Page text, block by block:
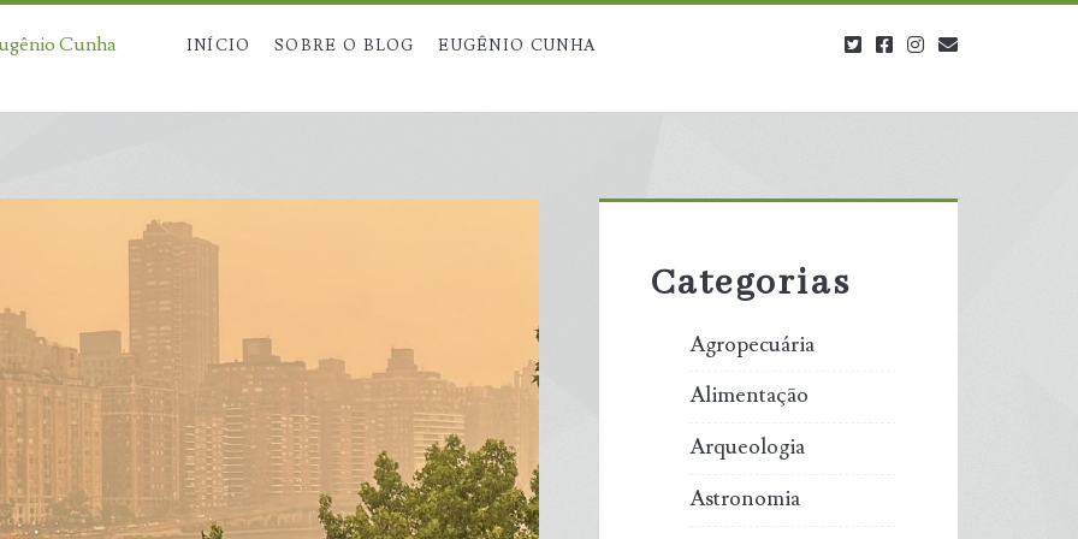
Cunha INÍCIO SOBRE O BLOG EUGÊNIO CUNHA twitterfacebookinstagram
Sidebar
Categorias
Agropecuária
Alimentação
Arqueologia
Astronomia